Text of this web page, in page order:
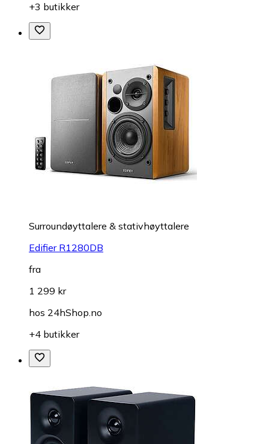
+3 butikker
Surroundøyttalere & stativhøyttalere
Edifier R1280DB
fra
1 299 kr
hos 24hShop.no
+4 butikker